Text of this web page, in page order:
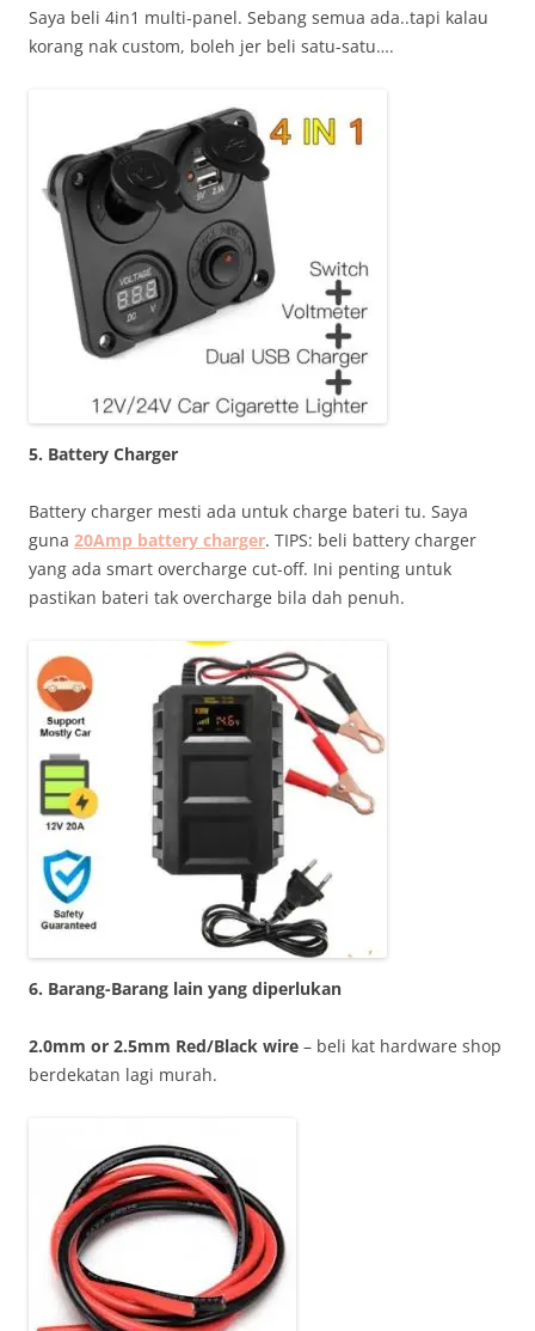
Saya beli 4in1 multi-panel. Sebang semua ada..tapi kalau
korang nak custom, boleh jer beli satu-satu….
5. Battery Charger
Battery charger mesti ada untuk charge bateri tu. Saya
guna 20Amp battery charger. TIPS: beli battery charger
yang ada smart overcharge cut-off. Ini penting untuk
pastikan bateri tak overcharge bila dah penuh.
6. Barang-Barang lain yang diperlukan
2.0mm or 2.5mm Red/Black wire – beli kat hardware shop
berdekatan lagi murah.